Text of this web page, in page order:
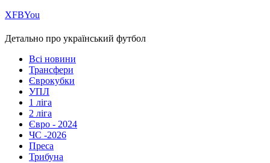
ХFBYou
Детально про український футбол
Всі новини
Трансфери
Єврокубки
УПЛ
1 ліга
2 ліга
Євро - 2024
ЧС -2026
Преса
Трибуна